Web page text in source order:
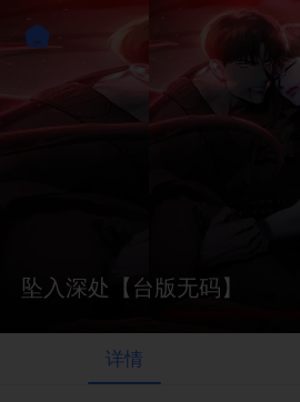
坠入深处【台版无码】
详情